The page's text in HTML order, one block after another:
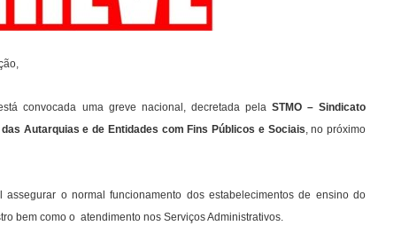
convocada uma greve nacional, decretada pela STMO – Sindicato
Autarquias e de Entidades com Fins Públicos e Sociais, no próximo
assegurar o normal funcionamento dos estabelecimentos de ensino do
bem como o atendimento nos Serviços Administrativos.